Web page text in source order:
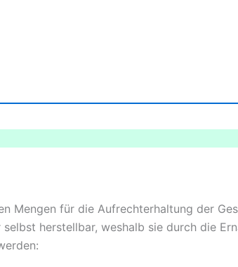
Mengen für die Aufrechterhaltung der
herstellbar, weshalb sie durch die